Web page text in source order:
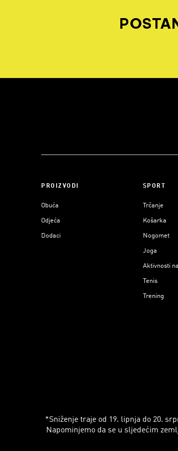
PROIZVODI
Obuća
Odjeća
Dodaci
SPORT
Trčanje
Košarka
Nogomet
Joga
Aktivnosti
Tenis
Trening
*Sniženje traje od 19. lipnja do 20.
Napominjemo da se u sljedećim